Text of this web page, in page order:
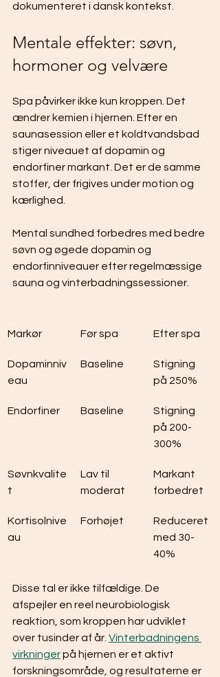
dokumenteret i dansk kontekst.
Mentale effekter: søvn,
hormoner og velvære
Spa påvirker ikke kun kroppen. Det
ændrer kemien i hjernen. Efter en
saunasession eller et koldtvandsbad
stiger niveauet af dopamin og
endorfiner markant. Det er de samme
stoffer, der frigives under motion og
kærlighed.
Mental sundhed forbedres med bedre
søvn og øgede dopamin og
endorfinniveauer efter regelmæssige
sauna og vinterbadningssessioner.
Markør Før spa Efter spa
Dopaminniv
eau
Baseline
Stigning
på 250%
Endorfiner Baseline
Stigning
på 200-
300%
Søvnkvalite
t
Lav til
moderat
Markant
forbedret
Kortisolnive
au
Forhøjet
Reduceret
med 30-
40%
Disse tal er ikke tilfældige. De
afspejler en reel neurobiologisk
reaktion, som kroppen har udviklet
over tusinder af år. Vinterbadningens
virkninger på hjernen er et aktivt
forskningsområde, og resultaterne er